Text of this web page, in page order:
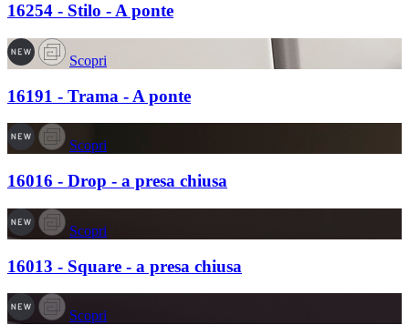
16254 - Stilo - A ponte
Scopri
16191 - Trama - A ponte
Scopri
16016 - Drop - a presa chiusa
Scopri
16013 - Square - a presa chiusa
Scopri